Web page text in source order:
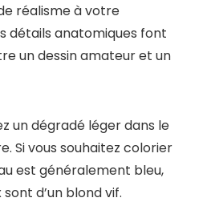
réalisme à votre
détails anatomiques font
un dessin amateur et un
un dégradé léger dans le
Si vous souhaitez colorier
est généralement bleu,
d’un blond vif.